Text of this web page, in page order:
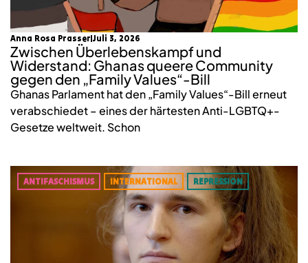
Anna Rosa Prasser Juli 3, 2026
Zwischen Überlebenskampf und
Widerstand: Ghanas queere Community
gegen den „Family Values“-Bill
Ghanas Parlament hat den „Family Values“-Bill erneut
verabschiedet – eines der härtesten Anti-LGBTQ+-
Gesetze weltweit. Schon
ANTIFASCHISMUS INTERNATIONAL REPRESSION